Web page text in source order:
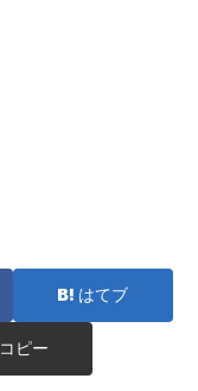
はてブ
コピー